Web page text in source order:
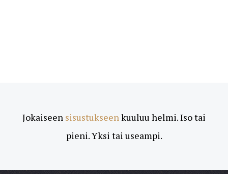
Jokaiseen sisustukseenkuuluu helmi. Iso tai
pieni. Yksi tai useampi.